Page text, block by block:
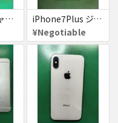
iPhoneXR ジャンク品
iPhone7Plus ジャンク品
¥Negotiable